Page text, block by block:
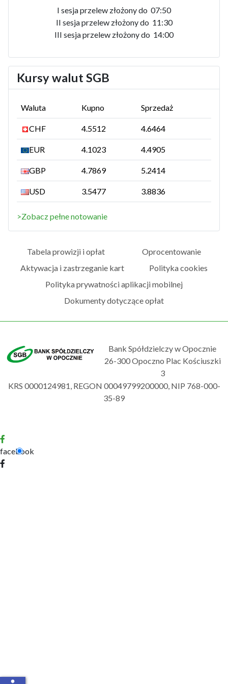
I sesja przelew złożony do 07:50
II sesja przelew złożony do 11:30
III sesja przelew złożony do 14:00
Kursy walut SGB
Waluta Kupno Sprzedaż
CHF 4.5512 4.6464
EUR 4.1023 4.4905
GBP 4.7869 5.2414
USD 3.5477 3.8836
>Zobacz pełne notowanie
Tabela prowizji i opłat
Oprocentowanie
Aktywacja i zastrzeganie kart
Polityka cookies
Polityka prywatności aplikacji mobilnej
Dokumenty dotyczące opłat
Bank Spółdzielczy w Opocznie
26-300 Opoczno Plac Kościuszki
3
KRS 0000124981, REGON 00049799200000, NIP 768-000-
35-89
facebook